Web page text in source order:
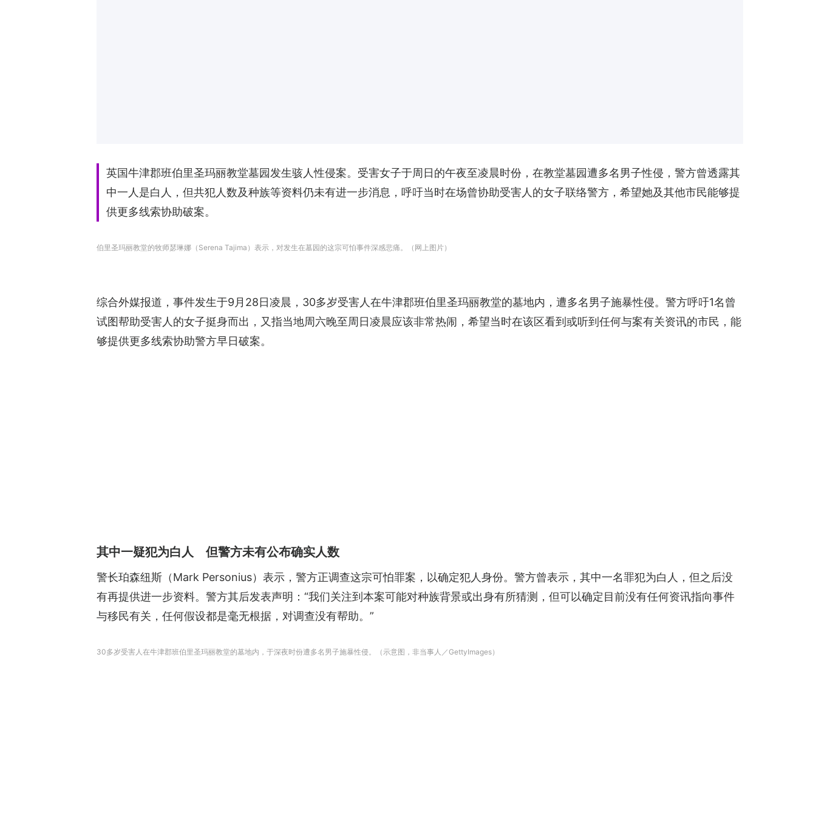
英国牛津郡班伯里圣玛丽教堂墓园发生骇人性侵案。受害女子于周日的午夜至凌晨时份，在教堂墓园遭多名男子性侵，警方曾透露其
中一人是白人，但共犯人数及种族等资料仍未有进一步消息，呼吁当时在场曾协助受害人的女子联络警方，希望她及其他市民能够提
供更多线索协助破案。
伯里圣玛丽教堂的牧师瑟琳娜（Serena Tajima）表示，对发生在墓园的这宗可怕事件深感悲痛。（网上图片）
综合外媒报道，事件发生于9月28日凌晨，30多岁受害人在牛津郡班伯里圣玛丽教堂的墓地内，遭多名男子施暴性侵。警方呼吁1名曾
试图帮助受害人的女子挺身而出，又指当地周六晚至周日凌晨应该非常热闹，希望当时在该区看到或听到任何与案有关资讯的市民，能
够提供更多线索协助警方早日破案。
其中一疑犯为白人 但警方未有公布确实人数
警长珀森纽斯（Mark Personius）表示，警方正调查这宗可怕罪案，以确定犯人身份。警方曾表示，其中一名罪犯为白人，但之后没
有再提供进一步资料。警方其后发表声明：“我们关注到本案可能对种族背景或出身有所猜测，但可以确定目前没有任何资讯指向事件
与移民有关，任何假设都是毫无根据，对调查没有帮助。”
30多岁受害人在牛津郡班伯里圣玛丽教堂的墓地内，于深夜时份遭多名男子施暴性侵。（示意图，非当事人／GettyImages）